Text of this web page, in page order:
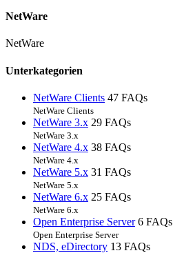
NetWare
NetWare
Unterkategorien
NetWare Clients 47 FAQs
NetWare Clients
NetWare 3.x 29 FAQs
NetWare 3.x
NetWare 4.x 38 FAQs
NetWare 4.x
NetWare 5.x 31 FAQs
NetWare 5.x
NetWare 6.x 25 FAQs
NetWare 6.x
Open Enterprise Server 6 FAQs
Open Enterprise Server
NDS, eDirectory 13 FAQs